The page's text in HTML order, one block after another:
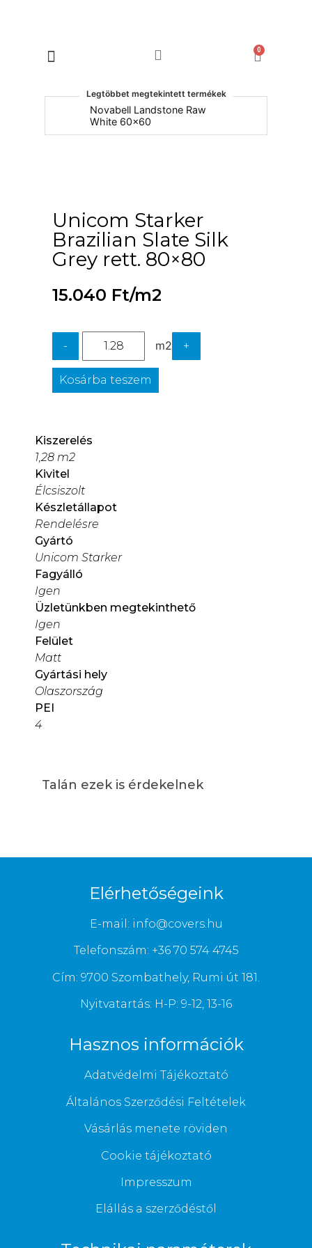
0
Legtöbbet megtekintett termékek
Novabell Landstone Raw
White 60x60
Unicom Starker
Brazilian Slate Silk
Grey rett. 80×80
15.040 Ft/m2
- m2 +
Kosárba teszem
Kiszerelés
1,28 m2
Kivitel
Élcsiszolt
Készletállapot
Rendelésre
Gyártó
Unicom Starker
Fagyálló
Igen
Üzletünkben megtekinthető
Igen
Felület
Matt
Gyártási hely
Olaszország
PEI
4
Talán ezek is érdekelnek
Elérhetőségeink
E-mail: info@covers.hu
Telefonszám: +36 70 574 4745
Cím: 9700 Szombathely, Rumi út 181.
Nyitvatartás: H-P: 9-12, 13-16
Hasznos információk
Adatvédelmi Tájékoztató
Általános Szerződési Feltételek
Vásárlás menete röviden
Cookie tájékoztató
Impresszum
Elállás a szerződéstől